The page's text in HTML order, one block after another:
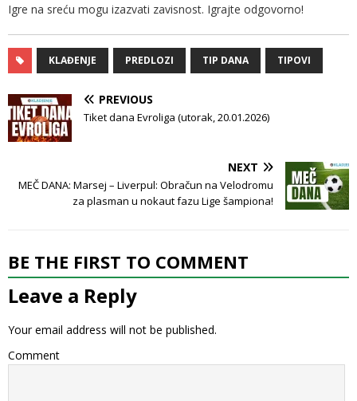
Igre na sreću mogu izazvati zavisnost. Igrajte odgovorno!
KLAĐENJE PREDLOZI TIP DANA TIPOVI
PREVIOUS
Tiket dana Evroliga (utorak, 20.01.2026)
NEXT
MEČ DANA: Marsej – Liverpul: Obračun na Velodromu
za plasman u nokaut fazu Lige šampiona!
BE THE FIRST TO COMMENT
Leave a Reply
Your email address will not be published.
Comment